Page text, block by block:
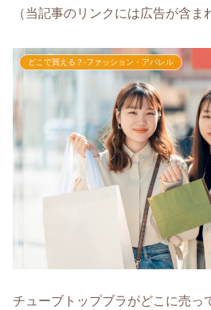
（当記事のリンクには広告が含ま
どこで買える？-ファッション・アパレル
チューブトップブラがどこに売っ